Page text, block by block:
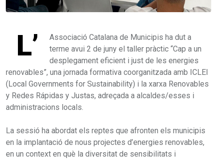
L’
Associació Catalana de Municipis ha dut a
terme avui 2 de juny el taller pràctic “Cap a un
desplegament eficient i just de les energies
renovables”, una jornada formativa coorganitzada amb ICLEI
(Local Governments for Sustainability) i la xarxa Renovables
y Redes Rápidas y Justas, adreçada a alcaldes/esses i
administracions locals.
La sessió ha abordat els reptes que afronten els municipis
en la implantació de nous projectes d’energies renovables,
en un context en què la diversitat de sensibilitats i